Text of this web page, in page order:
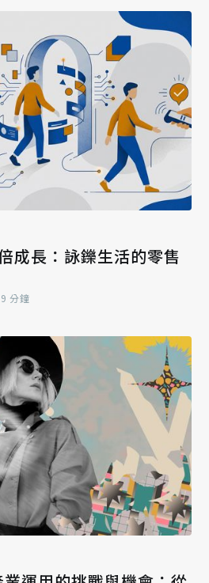
成長：詠鑠生活的零售
分鐘